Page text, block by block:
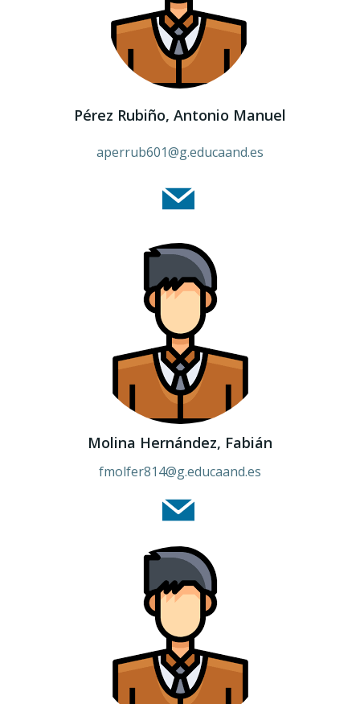
Pérez Rubiño, Antonio Manuel
aperrub601@g.educaand.es
Molina Hernández, Fabián
fmolfer814@g.educaand.es